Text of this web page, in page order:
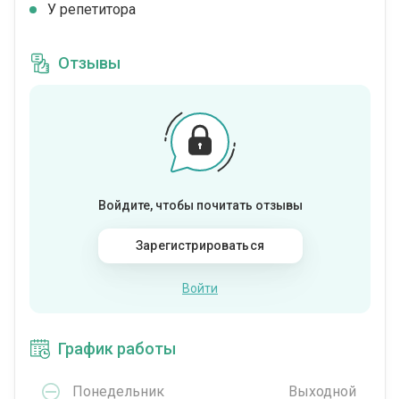
У репетитора
Отзывы
Войдите, чтобы почитать отзывы
Зарегистрироваться
Войти
График работы
Понедельник Выходной